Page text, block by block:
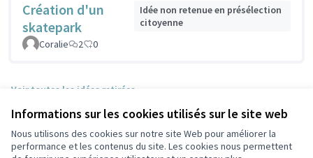
Informations sur les cookies utilisés sur le site web
Nous utilisons des cookies sur notre site Web pour améliorer la
performance et les contenus du site. Les cookies nous permettent
Création d'un
skatepark
Idée non retenue en présélection
citoyenne
Coralie
2 0
Voir toutes les idées retirées
Conditions d'utilisation
Paramètres des cookies